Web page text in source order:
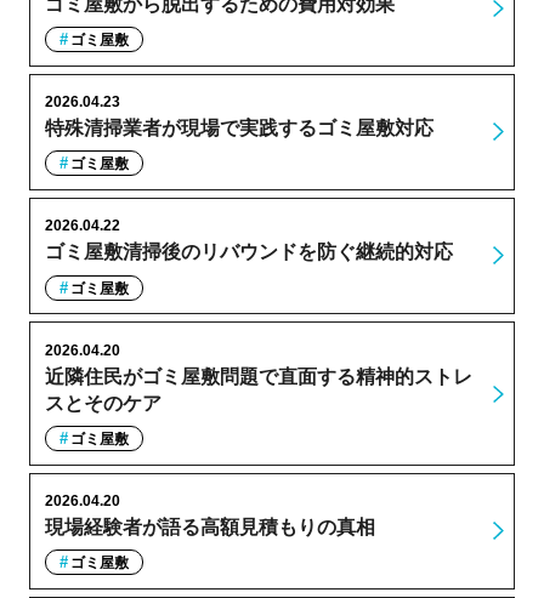
ゴミ屋敷
特殊清掃業者が現場で実践するゴミ屋敷対応
2026.04.23
ゴミ屋敷
ゴミ屋敷清掃後のリバウンドを防ぐ継続的対応
2026.04.22
ゴミ屋敷
近隣住民がゴミ屋敷問題で直面する精神的ストレ
スとそのケア
2026.04.20
ゴミ屋敷
現場経験者が語る高額見積もりの真相
2026.04.20
ゴミ屋敷